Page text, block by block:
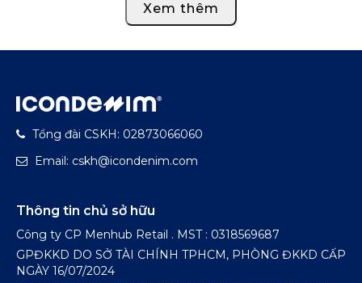
Xem thêm
Tổng đài CSKH: 02873066060
Email: cskh@icondenim.com
Thông tin chủ sở hữu
Công ty CP Menhub Retail . MST : 0318569687
GPĐKKD DO SỞ TÀI CHÍNH TPHCM, PHÒNG ĐKKD CẤP
NGÀY 16/07/2024